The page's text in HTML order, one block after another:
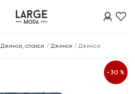
Джинси, слакси / Джинси /Джинси
-30%